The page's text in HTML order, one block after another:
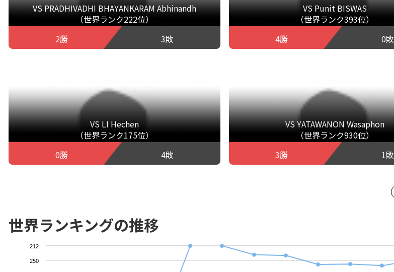
VS PRADHIVADHI BHAYANKARAM Abhinandh
（世界ランク222位）
2勝
3敗
VS Punit BISWAS
（世界ランク393位）
4勝
0敗
VS LI Hechen
（世界ランク175位）
0勝
4敗
VS YATAWANON Wasaphon
（世界ランク930位）
3勝
1敗
世界ランキングの推移
212
250